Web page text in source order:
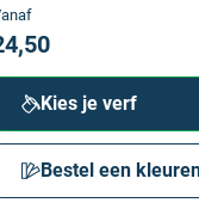
Kies je verf
Bestel een